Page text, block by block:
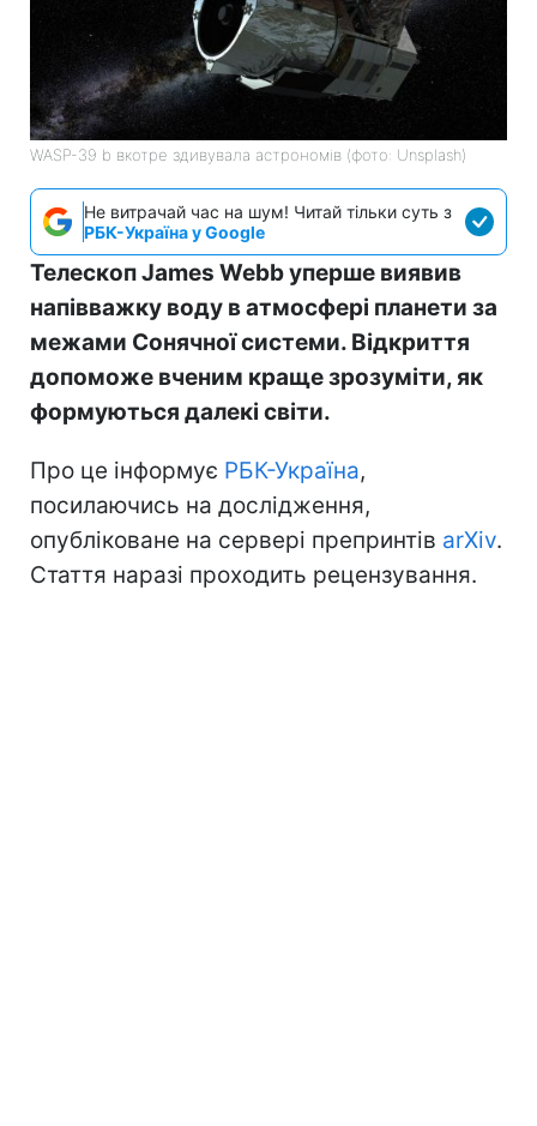
WASP-39 b вкотре здивувала астрономів (фото: Unsplash)
Не витрачай час на шум! Читай тільки суть з
РБК-Україна у Google
Телескоп James Webb уперше виявив
напівважку воду в атмосфері планети за
межами Сонячної системи. Відкриття
допоможе вченим краще зрозуміти, як
формуються далекі світи.
Про це інформує РБК-Україна,
посилаючись на дослідження,
опубліковане на сервері препринтів arXiv.
Стаття наразі проходить рецензування.